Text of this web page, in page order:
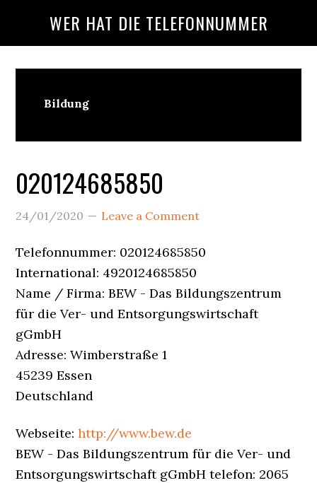
WER HAT DIE TELEFONNUMMER
WerBildung
020124685850
24/01/2020 Leave a Comment
Telefonnummer: 020124685850
International: 4920124685850
Name / Firma: BEW - Das Bildungszentrum
für die Ver- und Entsorgungswirtschaft
gGmbH
Adresse: Wimberstraße 1
45239 Essen
Deutschland
Webseite:http://www.bew.de
BEW - Das Bildungszentrum für die Ver- und
Entsorgungswirtschaft gGmbH telefon: 2065